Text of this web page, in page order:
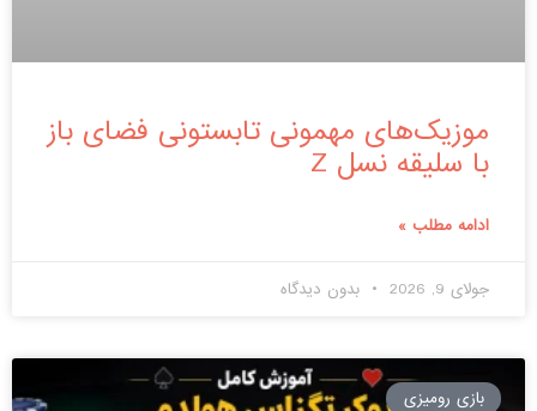
موزیک‌های مهمونی تابستونی فضای باز
با سلیقه نسل Z
ادامه مطلب »
جولای 9, 2026 بدون دیدگاه
بازی رومیزی